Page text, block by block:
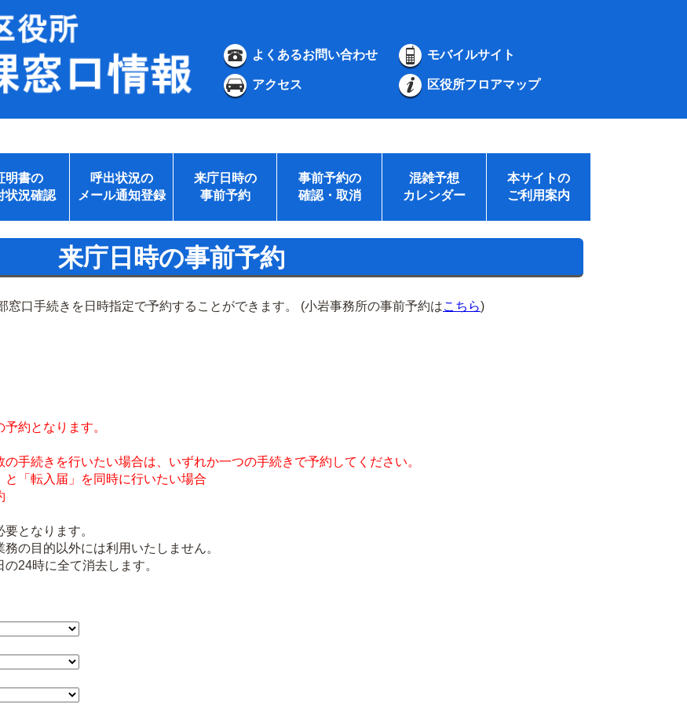
よくあるお問い合わせ モバイルサイト
アクセス 区役所フロアマップ
明書の
状況確認
呼出状況の
メール通知登録
来庁日時の
事前予約
事前予約の
確認・取消
混雑予想
カレンダー
本サイトの
ご利用案内
来庁日時の事前予約
窓口手続きを日時指定で予約することができます。 (小岩事務所の事前予約はこちら)
約となります。
手続きを行いたい場合は、いずれか一つの手続きで予約してください。
と「転入届」を同時に行いたい場合
となります。
の目的以外には利用いたしません。
24時に全て消去します。